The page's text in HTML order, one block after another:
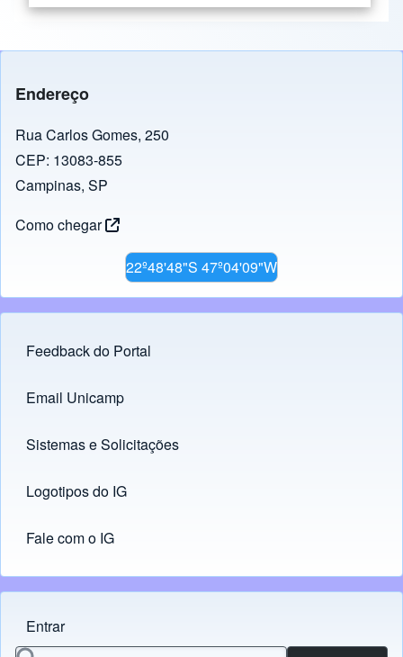
Endereço
Rua Carlos Gomes, 250
CEP: 13083-855
Campinas, SP
Como chegar
22º48'48"S 47º04'09"W
Footer menu
Feedback do Portal
Links
Email Unicamp
(opens in new tab)
Sistemas e Solicitações
(opens in new tab)
Logotipos do IG
(opens in new tab)
Fale com o IG
Menu do usuário
Entrar